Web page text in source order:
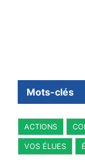
Mots-clés
ACTIONS
VOS ÉLUES